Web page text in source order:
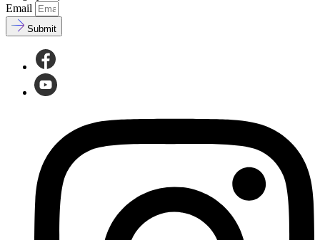
Email
Submit